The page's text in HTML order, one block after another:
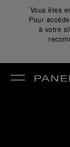
Vous êtes
Pour
à votre